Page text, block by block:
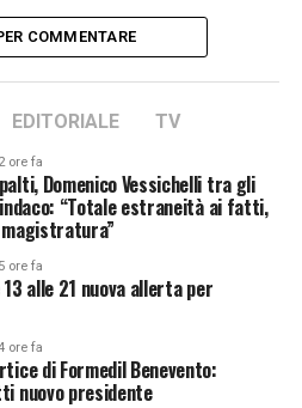
COMMENTARE
EDITORIALE TV
2 ore fa
Domenico Vessichelli tra gli
“Totale estraneità ai fatti,
5 ore fa
13 alle 21 nuova allerta per
ore fa
di Formedil Benevento:
nuovo presidente